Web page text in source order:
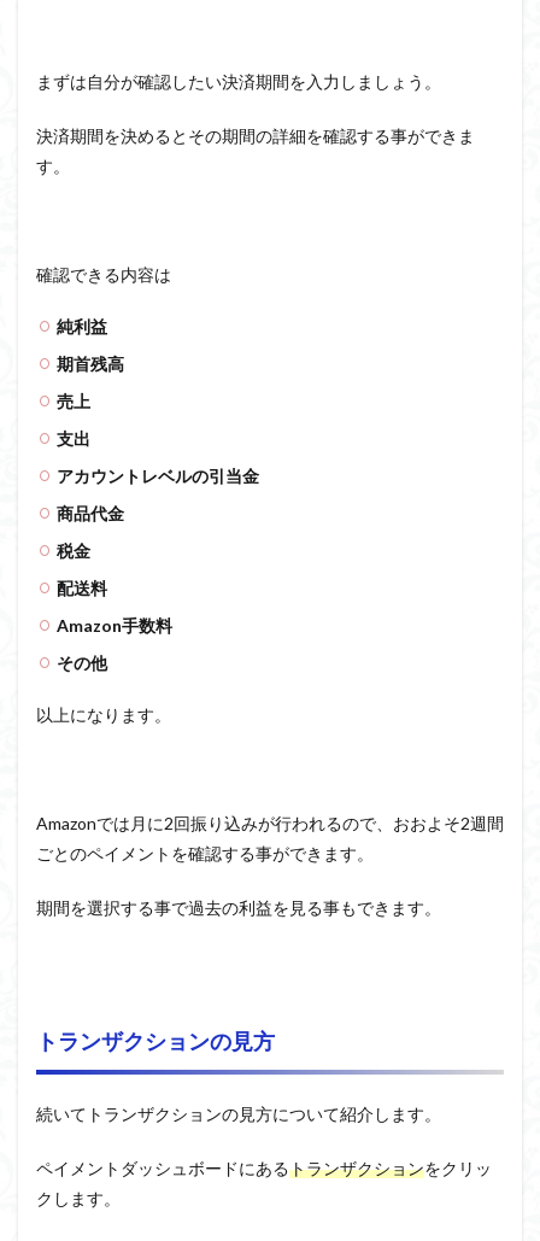
まずは自分が確認したい決済期間を入力しましょう。
決済期間を決めるとその期間の詳細を確認する事ができま
す。
確認できる内容は
純利益
期首残高
売上
支出
アカウントレベルの引当金
商品代金
税金
配送料
Amazon手数料
その他
以上になります。
Amazonでは月に2回振り込みが行われるので、おおよそ2週間
ごとのペイメントを確認する事ができます。
期間を選択する事で過去の利益を見る事もできます。
トランザクションの見方
続いてトランザクションの見方について紹介します。
ペイメントダッシュボードにあるトランザクションをクリッ
クします。